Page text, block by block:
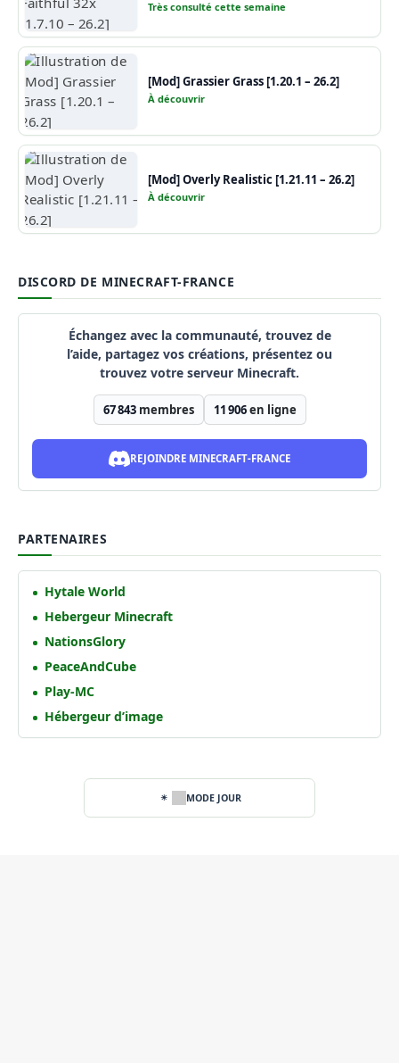
Très consulté cette semaine
[Mod] Grassier Grass [1.20.1 – 26.2]
À découvrir
[Mod] Overly Realistic [1.21.11 – 26.2]
À découvrir
DISCORD DE MINECRAFT-FRANCE
Échangez avec la communauté, trouvez de
l’aide, partagez vos créations, présentez ou
trouvez votre serveur Minecraft.
67 843membres 11 906en ligne
REJOINDRE MINECRAFT-FRANCE
PARTENAIRES
Hytale World
Hebergeur Minecraft
NationsGlory
PeaceAndCube
Play-MC
Hébergeur d’image
MODE JOUR